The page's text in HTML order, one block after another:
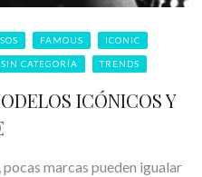
FAMOUS ICONIC
SIN CATEGORÍA TRENDS
ICÓNICOS Y
pocas marcas pueden igualar